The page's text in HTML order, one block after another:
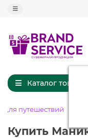
Каталог товаров
для путешествий
Купить